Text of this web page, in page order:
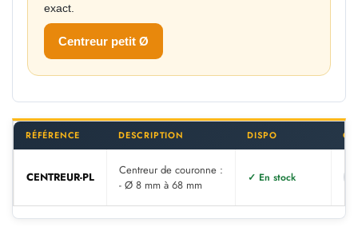
exact.
Centreur petit Ø
RÉFÉRENCE DESCRIPTION DISPO
CENTREUR-PL
Centreur de couronne :
- Ø 8 mm à 68 mm
✓ En stock